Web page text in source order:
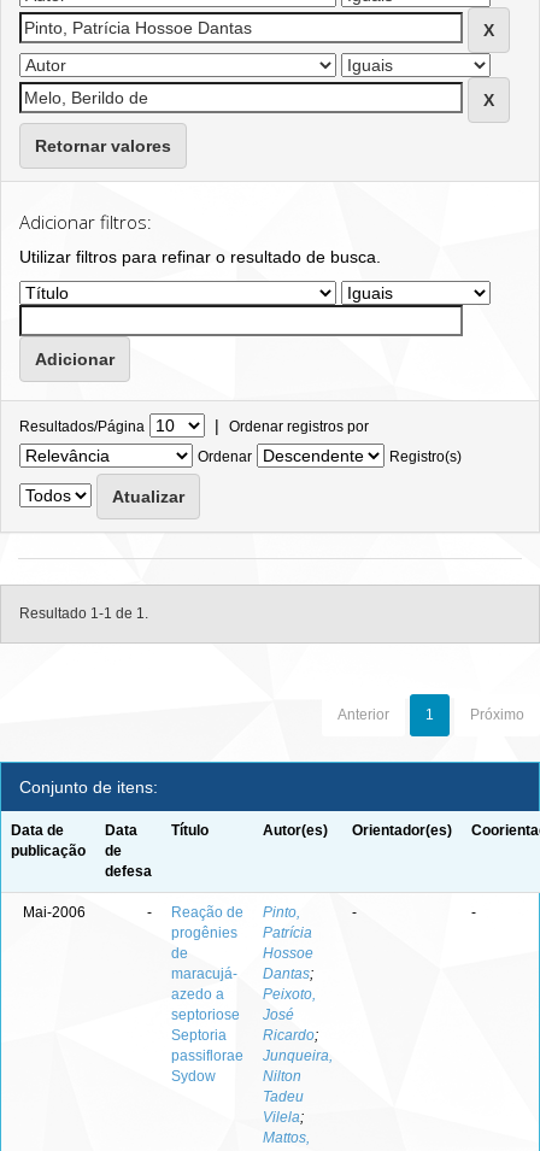
Retornar valores
Adicionar filtros:
Utilizar filtros para refinar o resultado de busca.
Resultados/Página | Ordenar registros por
Ordenar
Registro(s)
Resultado 1-1 de 1.
Anterior 1 Próximo
Conjunto de itens:
Data de
publicação
Data
de
defesa
Título Autor(es) Orientador(es)
Mai-2006 -
Reação de
progênies
de
maracujá-
azedo a
septoriose
Septoria
passiflorae
Sydow
Pinto,
Patrícia
Hossoe
Dantas;
Peixoto,
José
Ricardo;
Junqueira,
Nilton
Tadeu
Vilela;
Mattos,
- -